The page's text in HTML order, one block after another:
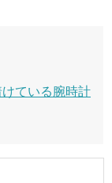
ている腕時計